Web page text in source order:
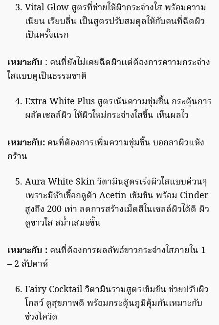
Vital Glow สูตรที่ช่วยให้ผิวกระจ่างใส พร้อมความ
เนียน เรียบลื่น เป็นสูตรปรับสมดุลให้กับคนที่ฉีดผิว
เป็นครั้งแรก
เหมาะกับ : คนที่ยังไม่เคยฉีดผิวแต่ต้องการความกระจ่าง
ใสแบบดูเป็นธรรมชาติ
Extra White Plus สูตรเน้นความชุ่มชื้น กระตุ้นการ
ผลัดเซลล์ผิว ให้ผิวใหม่กระจ่างใสขึ้น เห็นผลไว
เหมาะกับ: คนที่ต้องการเพิ่มความชุ่มชื้น บอกลาผิวแห้ง
กร้าน
Aura White Skin วิตามินสูตรเร่งผิวใสแบบด่วนๆ
เพราะมีหัวเชื้อกลูต้า Acetin เข้มข้น พร้อม Cinder
สูงถึง 200 เท่า ลดการสร้างเม็ดสีในเซลล์ผิวได้ดี ผิว
ดูขาวใส สม่ำเสมอขึ้น
เหมาะกับ : คนที่ต้องการผลลัพธ์ขาวกระจ่างใสภายใน 1
– 2 สัปดาห์
Fairy Cocktail วิตามินรวมสูตรเข้มข้น ช่วยปรับผิว
โกลว์ ดูสุขภาพดี พร้อมกระตุ้นภูมิคุ้มกันเหมาะกับ
ช่วงโควิด